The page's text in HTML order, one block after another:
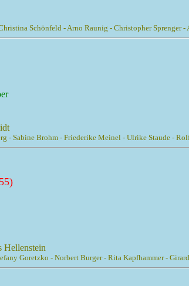
Schönfeld - Arno Raunig - Christopher Sprenger -
- Sabine Brohm - Friederike Meinel - Ulrike Staude -
Hellenstein
Goretzko - Norbert Burger - Rita Kapfhammer -